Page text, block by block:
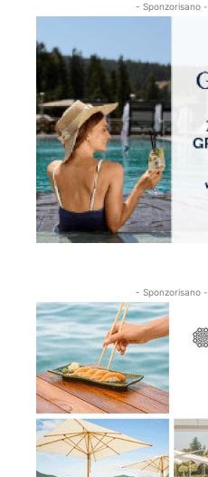
- Sponzorisano -
- Sponzorisano -